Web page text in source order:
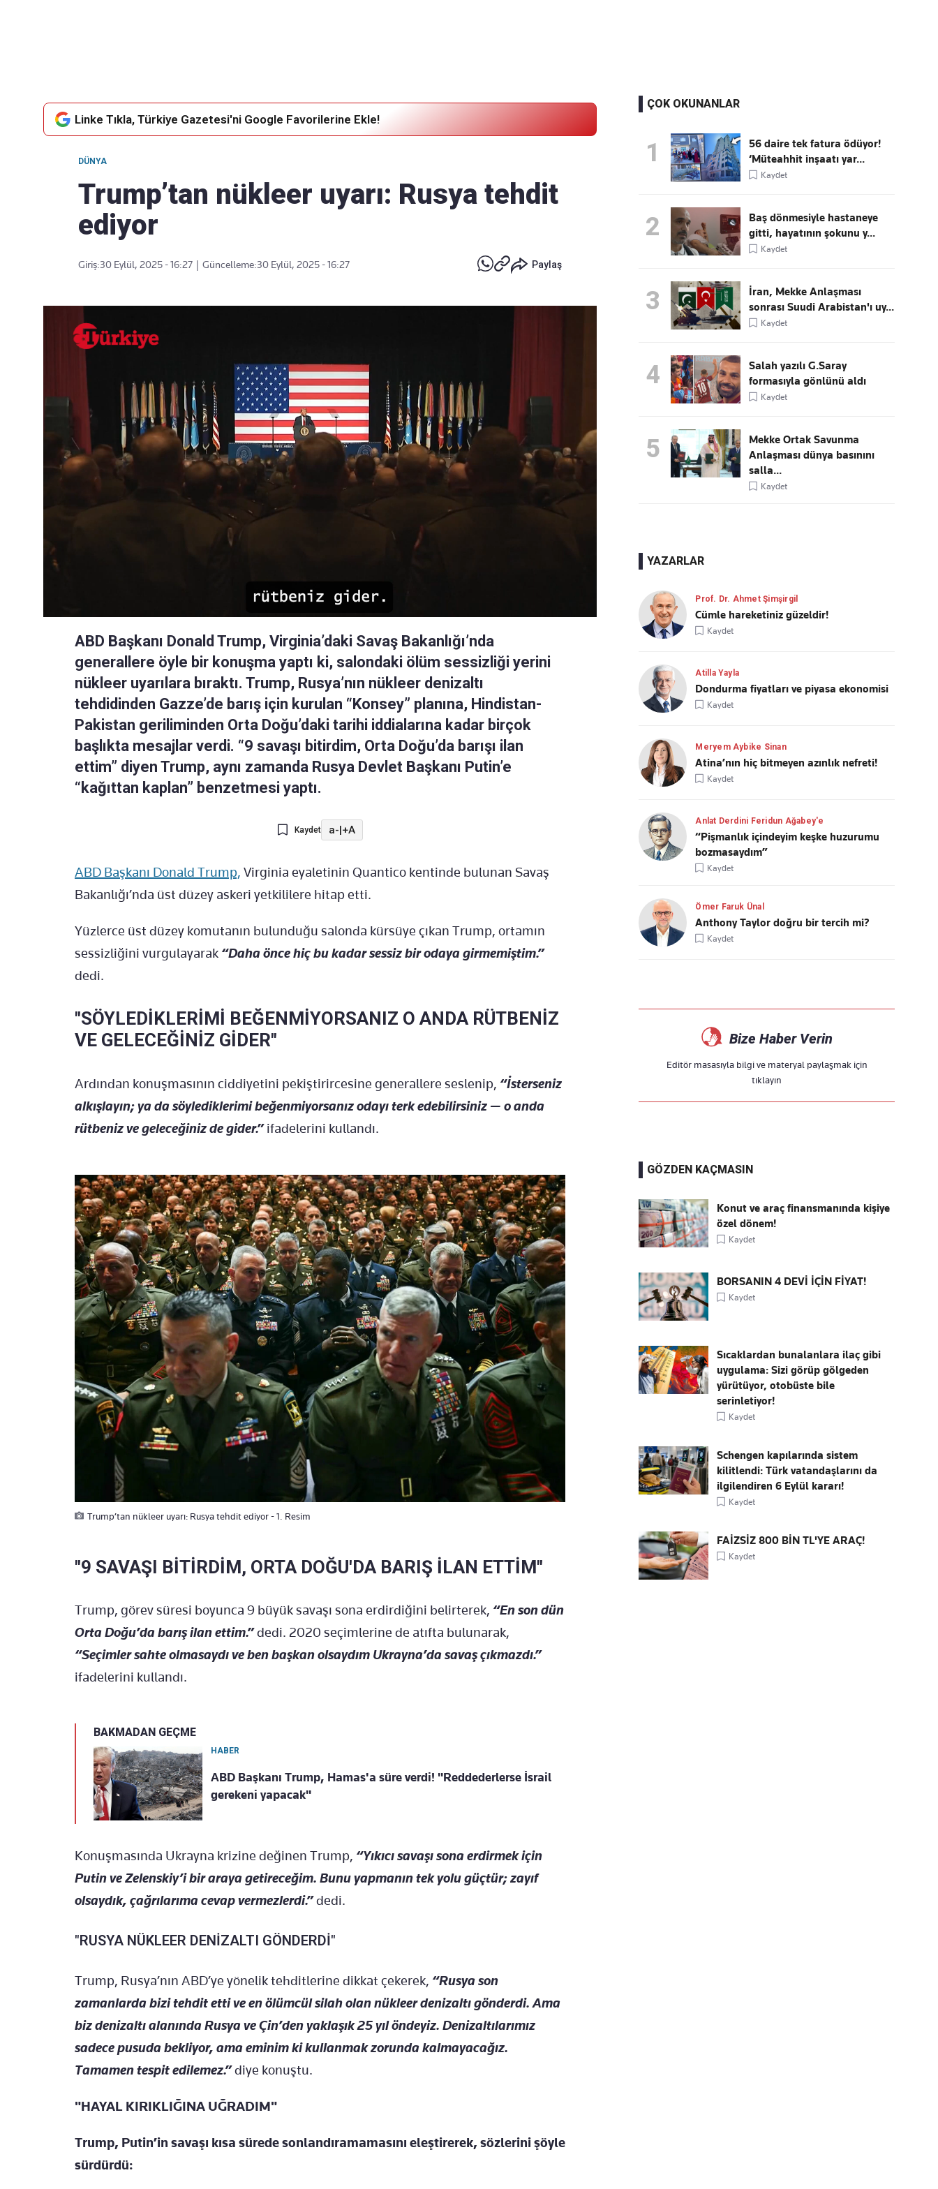
Linke Tıkla, Türkiye Gazetesi'ni Google Favorilerine Ekle!
DÜNYA
Trump’tan nükleer uyarı: Rusya tehdit
ediyor
Giriş:30 Eylül, 2025 - 16:27 Güncelleme:30 Eylül, 2025 - 16:27 Paylaş
ABD Başkanı Donald Trump, Virginia’daki Savaş Bakanlığı’nda
generallere öyle bir konuşma yaptı ki, salondaki ölüm sessizliği yerini
nükleer uyarılara bıraktı. Trump, Rusya’nın nükleer denizaltı
tehdidinden Gazze’de barış için kurulan “Konsey” planına, Hindistan-
Pakistan geriliminden Orta Doğu’daki tarihi iddialarına kadar birçok
başlıkta mesajlar verdi. “9 savaşı bitirdim, Orta Doğu’da barışı ilan
ettim” diyen Trump, aynı zamanda Rusya Devlet Başkanı Putin’e
“kağıttan kaplan” benzetmesi yaptı.
Kaydet a-|+A
ABD Başkanı Donald Trump, Virginia eyaletinin Quantico kentinde bulunan Savaş
Bakanlığı’nda üst düzey askeri yetkililere hitap etti.
Yüzlerce üst düzey komutanın bulunduğu salonda kürsüye çıkan Trump, ortamın
sessizliğini vurgulayarak “Daha önce hiç bu kadar sessiz bir odaya girmemiştim.”
dedi.
"SÖYLEDİKLERİMİ BEĞENMİYORSANIZ O ANDA RÜTBENİZ
VE GELECEĞİNİZ GİDER"
Ardından konuşmasının ciddiyetini pekiştirircesine generallere seslenip, “İsterseniz
alkışlayın; ya da söylediklerimi beğenmiyorsanız odayı terk edebilirsiniz — o anda
rütbeniz ve geleceğiniz de gider.”ifadelerini kullandı.
Trump’tan nükleer uyarı: Rusya tehdit ediyor - 1. Resim
"9 SAVAŞI BİTİRDİM, ORTA DOĞU'DA BARIŞ İLAN ETTİM"
Trump, görev süresi boyunca 9 büyük savaşı sona erdirdiğini belirterek, “En son dün
Orta Doğu’da barış ilan ettim.”dedi. 2020 seçimlerine de atıfta bulunarak,
“Seçimler sahte olmasaydı ve ben başkan olsaydım Ukrayna’da savaş çıkmazdı.”
ifadelerini kullandı.
BAKMADAN GEÇME
HABER
ABD Başkanı Trump, Hamas'a süre verdi! "Reddederlerse İsrail
gerekeni yapacak"
Konuşmasında Ukrayna krizine değinen Trump, “Yıkıcı savaşı sona erdirmek için
Putin ve Zelenskiy’i bir araya getireceğim. Bunu yapmanın tek yolu güçtür; zayıf
olsaydık, çağrılarıma cevap vermezlerdi.”dedi.
"RUSYA NÜKLEER DENİZALTI GÖNDERDİ"
Trump, Rusya’nın ABD’ye yönelik tehditlerine dikkat çekerek, “Rusya son
zamanlarda bizi tehdit etti ve en ölümcül silah olan nükleer denizaltı gönderdi. Ama
biz denizaltı alanında Rusya ve Çin’den yaklaşık 25 yıl öndeyiz. Denizaltılarımız
sadece pusuda bekliyor, ama eminim ki kullanmak zorunda kalmayacağız.
Tamamen tespit edilemez.”diye konuştu.
"HAYAL KIRIKLIĞINA UĞRADIM"
Trump, Putin’in savaşı kısa sürede sonlandıramamasını eleştirerek, sözlerini şöyle
sürdürdü:
ÇOK OKUNANLAR
1
56 daire tek fatura ödüyor!
‘Müteahhit inşaatı yar...
Kaydet
2
Baş dönmesiyle hastaneye
gitti, hayatının şokunu y...
Kaydet
3
İran, Mekke Anlaşması
sonrası Suudi Arabistan'ı uy...
Kaydet
4
Salah yazılı G.Saray
formasıyla gönlünü aldı
Kaydet
5
Mekke Ortak Savunma
Anlaşması dünya basınını
salla...
Kaydet
YAZARLAR
Prof. Dr. Ahmet Şimşirgil
Cümle hareketiniz güzeldir!
Kaydet
Atilla Yayla
Dondurma fiyatları ve piyasa ekonomisi
Kaydet
Meryem Aybike Sinan
Atina’nın hiç bitmeyen azınlık nefreti!
Kaydet
Anlat Derdini Feridun Ağabey'e
“Pişmanlık içindeyim keşke huzurumu
bozmasaydım”
Kaydet
Ömer Faruk Ünal
Anthony Taylor doğru bir tercih mi?
Kaydet
Bize Haber Verin
Editör masasıyla bilgi ve materyal paylaşmak için
tıklayın
GÖZDEN KAÇMASIN
Konut ve araç finansmanında kişiye
özel dönem!
Kaydet
BORSANIN 4 DEVİ İÇİN FİYAT!
Kaydet
Sıcaklardan bunalanlara ilaç gibi
uygulama: Sizi görüp gölgeden
yürütüyor, otobüste bile
serinletiyor!
Kaydet
Schengen kapılarında sistem
kilitlendi: Türk vatandaşlarını da
ilgilendiren 6 Eylül kararı!
Kaydet
FAİZSİZ 800 BİN TL'YE ARAÇ!
Kaydet